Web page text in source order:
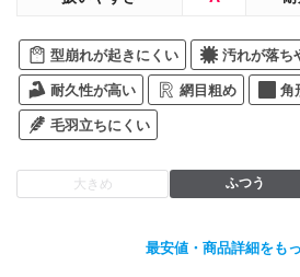
型崩れが起きにくい 汚れが落ち
耐久性が高い 網目粗め 角
毛羽立ちにくい
大きめ ふつう
最安値・商品詳細をも